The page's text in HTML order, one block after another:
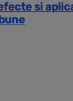
si